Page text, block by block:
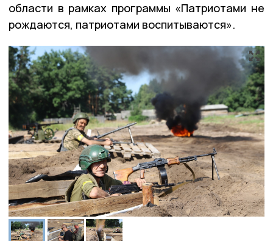
области в рамках программы «Патриотами не
рождаются, патриотами воспитываются».